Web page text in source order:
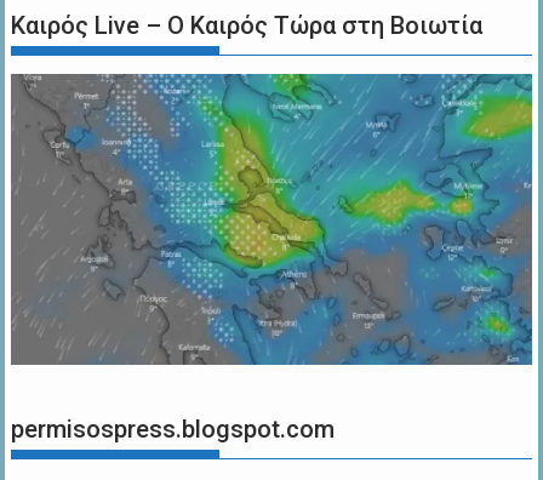
Καιρός Live – Ο Καιρός Τώρα στη Βοιωτία
permisospress.blogspot.com